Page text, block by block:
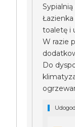
Sypialnią
toaletę i
W razie
Do